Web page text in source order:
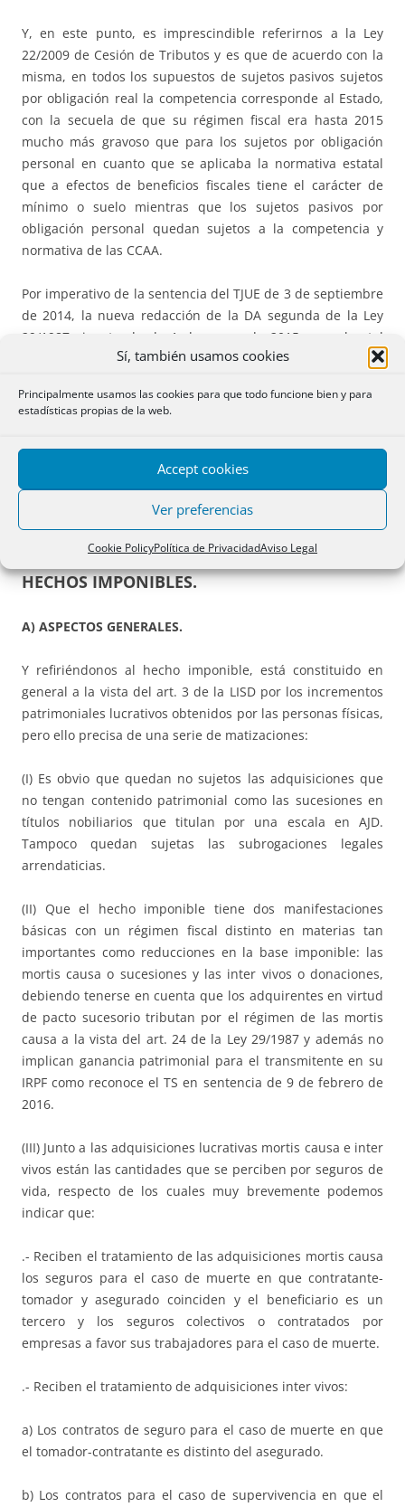
Sí, también usamos cookies
Principalmente usamos las cookies para que todo funcione bien y para
estadísticas propias de la web.
Accept cookies
Ver preferencias
Cookie PolicyPolítica de PrivacidadAviso Legal
Y, en este punto, es imprescindible referirnos a la Ley
22/2009 de Cesión de Tributos y es que de acuerdo con la
misma, en todos los supuestos de sujetos pasivos sujetos
por obligación real la competencia corresponde al Estado,
con la secuela de que su régimen fiscal era hasta 2015
mucho más gravoso que para los sujetos por obligación
personal en cuanto que se aplicaba la normativa estatal
que a efectos de beneficios fiscales tiene el carácter de
mínimo o suelo mientras que los sujetos pasivos por
obligación personal quedan sujetos a la competencia y
normativa de las CCAA.
Por imperativo de la sentencia del TJUE de 3 de septiembre
de 2014, la nueva redacción de la DA segunda de la Ley
29/1987 vigente desde 1 de enero de 2015, resuelve tal
discriminación, en principio de acuerdo a su tenor literal
extensivo invocando la normativa de la UE de la DGT y del
(consultas V2931-18, V1517-19 y V1256-19 y resolución
3.- HECHO IMPONIBLE. PRESUNCIONES DE
HECHOS IMPONIBLES.
A) ASPECTOS GENERALES.
Y refiriéndonos al hecho imponible, está constituido en
general a la vista del art. 3 de la LISD por los incrementos
patrimoniales lucrativos obtenidos por las personas físicas,
pero ello precisa de una serie de matizaciones:
(I) Es obvio que quedan no sujetos las adquisiciones que
no tengan contenido patrimonial como las sucesiones en
títulos nobiliarios que titulan por una escala en AJD.
Tampoco quedan sujetas las subrogaciones legales
arrendaticias.
(II) Que el hecho imponible tiene dos manifestaciones
básicas con un régimen fiscal distinto en materias tan
importantes como reducciones en la base imponible: las
mortis causa o sucesiones y las inter vivos o donaciones,
debiendo tenerse en cuenta que los adquirentes en virtud
de pacto sucesorio tributan por el régimen de las mortis
causa a la vista del art. 24 de la Ley 29/1987 y además no
implican ganancia patrimonial para el transmitente en su
IRPF como reconoce el TS en sentencia de 9 de febrero de
2016.
(III) Junto a las adquisiciones lucrativas mortis causa e inter
vivos están las cantidades que se perciben por seguros de
vida, respecto de los cuales muy brevemente podemos
indicar que:
.- Reciben el tratamiento de las adquisiciones mortis causa
los seguros para el caso de muerte en que contratante-
tomador y asegurado coinciden y el beneficiario es un
tercero y los seguros colectivos o contratados por
empresas a favor sus trabajadores para el caso de muerte.
.- Reciben el tratamiento de adquisiciones inter vivos:
a) Los contratos de seguro para el caso de muerte en que
el tomador-contratante es distinto del asegurado.
b) Los contratos para el caso de supervivencia en que el